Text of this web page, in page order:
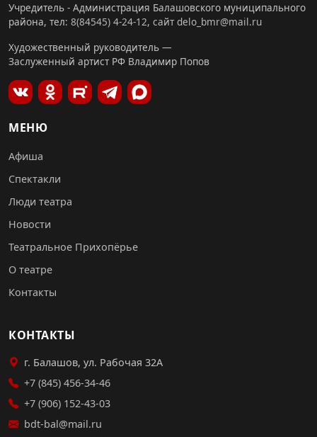
Учредитель - Администрация Балашовского муниципального
района, тел: 8(84545) 4-24-12, сайт delo_bmr@mail.ru
Художественный руководитель —
Заслуженный артист РФ Владимир Попов
МЕНЮ
Афиша
Спектакли
Люди театра
Новости
Театральное Прихопёрье
О театре
Контакты
КОНТАКТЫ
г. Балашов, ул. Рабочая 32А
+7 (845) 456-34-46
+7 (906) 152-43-03
bdt-bal@mail.ru